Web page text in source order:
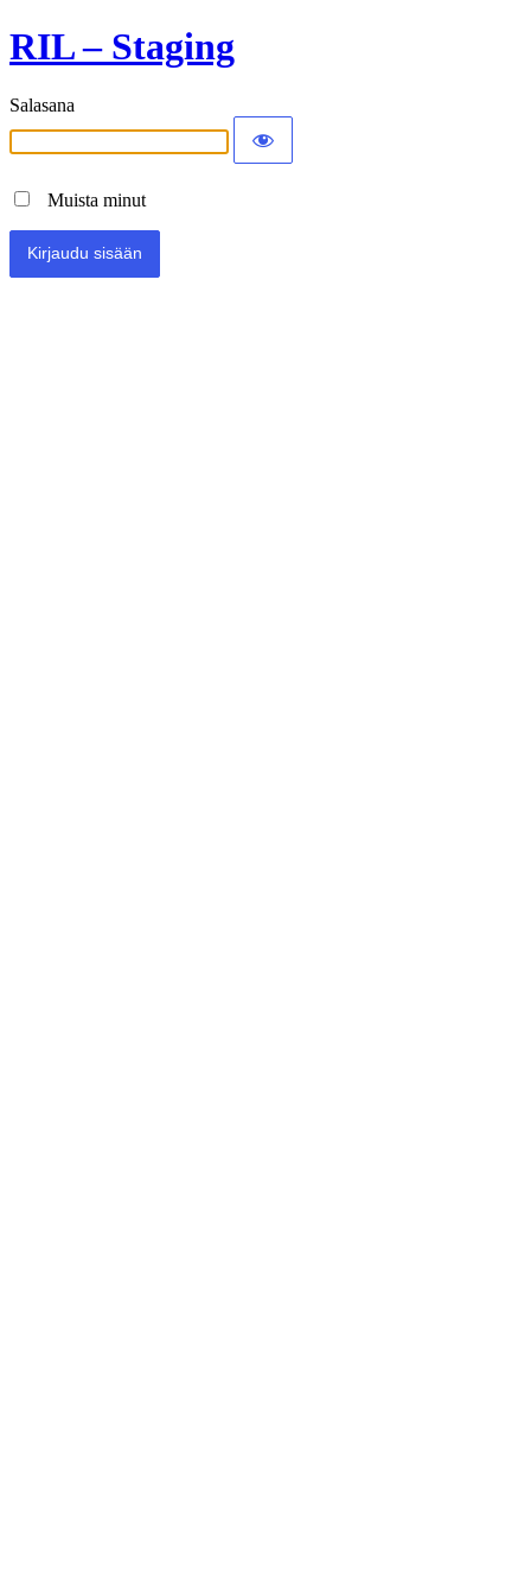
RIL – Staging
Salasana
Muista minut